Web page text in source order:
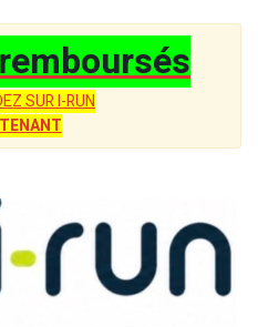
SUR I-RUN